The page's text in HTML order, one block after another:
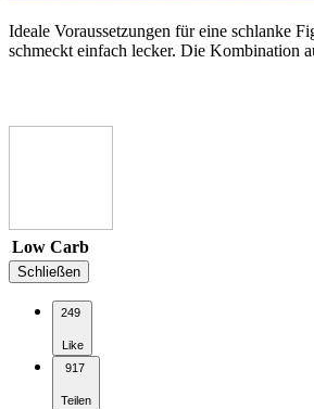
Ideale Voraussetzungen für eine schlanke
schmeckt einfach lecker. Die Kombination
Low Carb
Schließen
249
Like
917
Teilen